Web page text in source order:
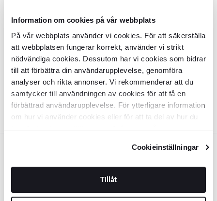
Information om cookies på vår webbplats
På vår webbplats använder vi cookies. För att säkerställa
att webbplatsen fungerar korrekt, använder vi strikt
nödvändiga cookies. Dessutom har vi cookies som bidrar
till att förbättra din användarupplevelse, genomföra
analyser och rikta annonser. Vi rekommenderar att du
samtycker till användningen av cookies för att få en
förbättrad användarupplevelse. För ytterligare information
om hur vi använder cookies eller för att ta del av hur du
Cookieinställningar
Tillåt
KlinkerKaleidoBeige Mat 60x120
KLPM6665
Overflade: Matt
Kant:Rak
Materiale:Granitkeramik
549 584 -6%
TILFØJ TIL KURV
Mosaik KlinkerKaleido
KLPM6667
Overflade:
Kant:Rak
Materiale:Granitkeramik
179 -24%
TILFØJ TIL KURV
KlinkerKaleidoLysegrå Mat 60x60
KLPM6664
KlinkerKaleidoLysegrå Mat
120x120 cm
KLPM6658